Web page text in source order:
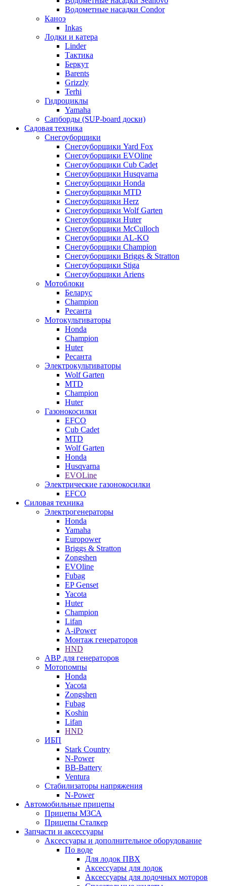
Водометные насадки Condor
Каноэ
Inkas
Лодки и катера
Linder
Тактика
Беркут
Barents
Grizzly
Terhi
Гидроциклы
Yamaha
Сапборды (SUP-board доски)
Садовая техника
Снегоуборщики
Снегоуборщики Yard Fox
Снегоуборщики EVOline
Снегоуборщики Cub Cadet
Снегоуборщики Husqvarna
Снегоуборщики Honda
Снегоуборщики MTD
Снегоуборщики Herz
Снегоуборщики Wolf Garten
Снегоуборщики Huter
Снегоуборщики McCulloch
Снегоуборщики AL-KO
Снегоуборщики Champion
Снегоуборщики Briggs & Stratton
Снегоуборщики Stiga
Снегоуборщики Ariens
Мотоблоки
Беларус
Champion
Ресанта
Мотокультиваторы
Honda
Champion
Huter
Ресанта
Электрокультиваторы
Wolf Garten
MTD
Champion
Huter
Газонокосилки
EFCO
Cub Cadet
MTD
Wolf Garten
Honda
Husqvarna
EVOLine
Электрические газонокосилки
EFCO
Силовая техника
Электрогенераторы
Honda
Yamaha
Europower
Briggs & Stratton
Zongshen
EVOline
Fubag
EP Genset
Yacota
Huter
Champion
Lifan
A-iPower
Монтаж генераторов
HND
АВР для генераторов
Мотопомпы
Honda
Yacota
Zongshen
Fubag
Koshin
Lifan
HND
ИБП
Stark Country
N-Power
BB-Battery
Ventura
Стабилизаторы напряжения
N-Power
Автомобильные прицепы
Прицепы МЗСА
Прицепы Сталкер
Запчасти и аксессуары
Аксессуары и дополнительное оборудование
По воде
Для лодок ПВХ
Аксессуары для лодок
Аксессуары для лодочных моторов